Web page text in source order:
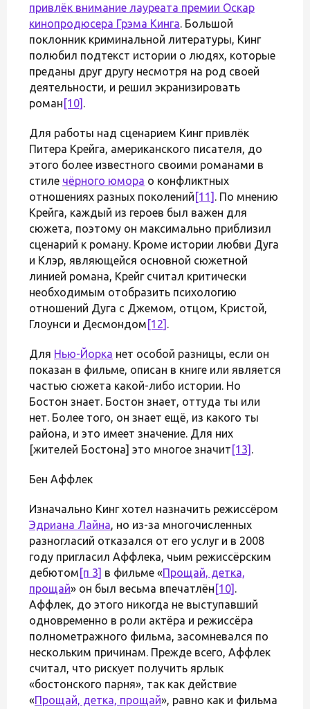
привлёк внимание лауреата премии Оскар
кинопродюсера Грэма Кинга. Большой
поклонник криминальной литературы, Кинг
полюбил подтекст истории о людях, которые
преданы друг другу несмотря на род своей
деятельности, и решил экранизировать
роман [10] .
Для работы над сценарием Кинг привлёк
Питера Крейга, американского писателя, до
этого более известного своими романами в
стиле чёрного юмора о конфликтных
отношениях разных поколений [11] . По мнению
Крейга, каждый из героев был важен для
сюжета, поэтому он максимально приблизил
сценарий к роману. Кроме истории любви Дуга
и Клэр, являющейся основной сюжетной
линией романа, Крейг считал критически
необходимым отобразить психологию
отношений Дуга с Джемом, отцом, Кристой,
Глоунси и Десмондом [12] .
Для Нью-Йорка нет особой разницы, если он
показан в фильме, описан в книге или является
частью сюжета какой-либо истории. Но
Бостон знает. Бостон знает, оттуда ты или
нет. Более того, он знает ещё, из какого ты
района, и это имеет значение. Для них
[жителей Бостона] это многое значит [13] .
Бен Аффлек
Изначально Кинг хотел назначить режиссёром
Эдриана Лайна, но из-за многочисленных
разногласий отказался от его услуг и в 2008
году пригласил Аффлека, чьим режиссёрским
дебютом [п 3] в фильме «Прощай, детка,
прощай» он был весьма впечатлён [10] .
Аффлек, до этого никогда не выступавший
одновременно в роли актёра и режиссёра
полнометражного фильма, засомневался по
нескольким причинам. Прежде всего, Аффлек
считал, что рискует получить ярлык
«бостонского парня», так как действие
«Прощай, детка, прощай», равно как и фильма